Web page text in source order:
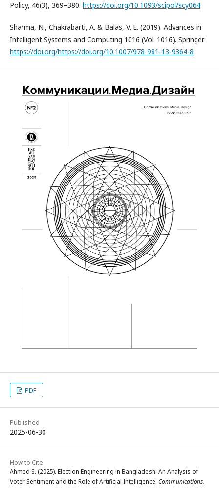
Policy, 46(3), 369–380. https://doi.org/10.1093/scipol/scy064
Sharma, N., Chakrabarti, A. & Balas, V. E. (2019). Advances in
Intelligent Systems and Computing 1016 (Vol. 1016). Springer.
https://doi.org/https://doi.org/10.1007/978-981-13-9364-8
PDF
Published
2025-06-30
How to Cite
Ahmed S. (2025). Election Engineering in Bangladesh: An Analysis of
Voter Sentiment and the Role of Artificial Intelligence. Communications.